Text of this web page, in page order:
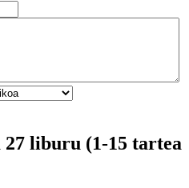
27 liburu (1-15 tartea